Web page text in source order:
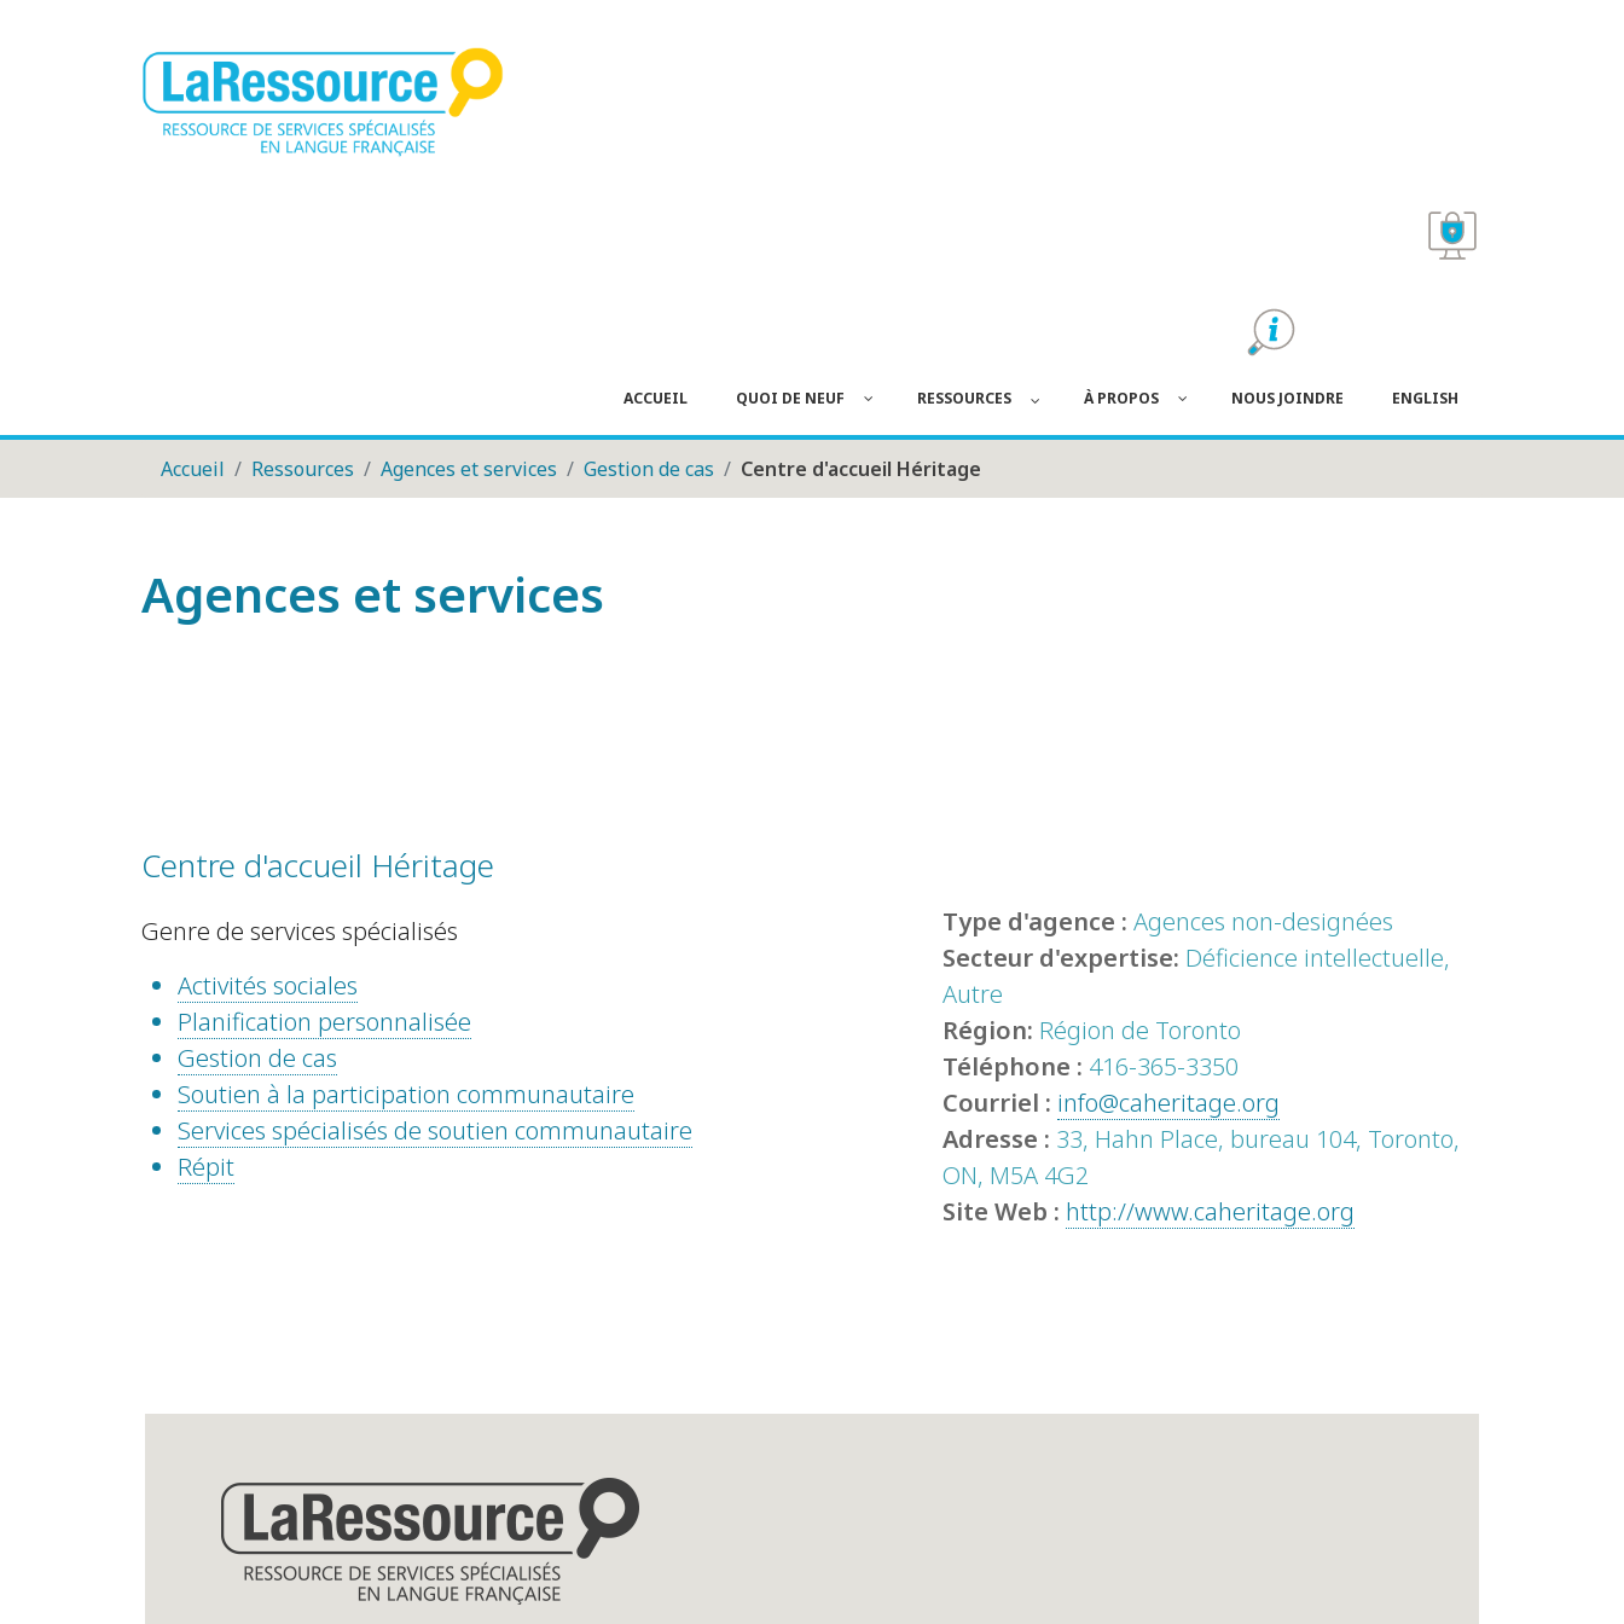
ACCUEIL QUOI DE NEUF RESSOURCES À PROPOS NOUS JOINDRE ENGLISH
Accueil Ressources Agences et services Gestion de cas Centre d'accueil Héritage
Agences et services
Centre d'accueil Héritage
Genre de services spécialisés
Activités sociales
Planification personnalisée
Gestion de cas
Soutien à la participation communautaire
Services spécialisés de soutien communautaire
Répit
Type d'agence : Agences non-designées
Secteur d'expertise: Déficience intellectuelle,
Autre
Région: Région de Toronto
Téléphone : 416-365-3350
Courriel : info@caheritage.org
Adresse : 33, Hahn Place, bureau 104, Toronto,
ON, M5A 4G2
Site Web : http://www.caheritage.org